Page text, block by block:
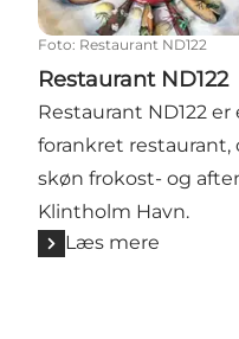
Foto: Restaurant ND122
Restaurant ND122
Restaurant ND122 er
forankret restaurant,
skøn frokost- og
Klintholm Havn.
Læs mere